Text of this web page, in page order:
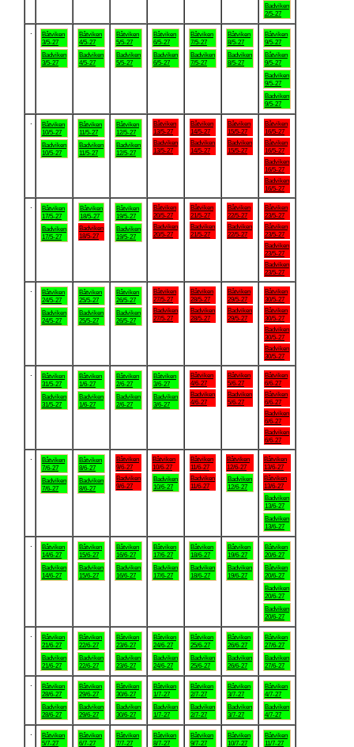
Badviken
2/5-27
Båtviken
3/5-27
Badviken
3/5-27
Båtviken
4/5-27
Badviken
4/5-27
Båtviken
5/5-27
Badviken
5/5-27
Båtviken
6/5-27
Badviken
6/5-27
Båtviken
7/5-27
Badviken
7/5-27
Båtviken
8/5-27
Badviken
8/5-27
Båtviken
9/5-27
Båtviken
9/5-27
Badviken
9/5-27
Badviken
9/5-27
Båtviken
10/5-27
Badviken
10/5-27
Båtviken
11/5-27
Badviken
11/5-27
Båtviken
12/5-27
Badviken
12/5-27
Båtviken
13/5-27
Badviken
13/5-27
Båtviken
14/5-27
Badviken
14/5-27
Båtviken
15/5-27
Badviken
15/5-27
Båtviken
16/5-27
Båtviken
16/5-27
Badviken
16/5-27
Badviken
16/5-27
Båtviken
17/5-27
Badviken
17/5-27
Båtviken
18/5-27
Badviken
18/5-27
Båtviken
19/5-27
Badviken
19/5-27
Båtviken
20/5-27
Badviken
20/5-27
Båtviken
21/5-27
Badviken
21/5-27
Båtviken
22/5-27
Badviken
22/5-27
Båtviken
23/5-27
Båtviken
23/5-27
Badviken
23/5-27
Badviken
23/5-27
Båtviken
24/5-27
Badviken
24/5-27
Båtviken
25/5-27
Badviken
25/5-27
Båtviken
26/5-27
Badviken
26/5-27
Båtviken
27/5-27
Badviken
27/5-27
Båtviken
28/5-27
Badviken
28/5-27
Båtviken
29/5-27
Badviken
29/5-27
Båtviken
30/5-27
Båtviken
30/5-27
Badviken
30/5-27
Badviken
30/5-27
Båtviken
31/5-27
Badviken
31/5-27
Båtviken
1/6-27
Badviken
1/6-27
Båtviken
2/6-27
Badviken
2/6-27
Båtviken
3/6-27
Badviken
3/6-27
Båtviken
4/6-27
Badviken
4/6-27
Båtviken
5/6-27
Badviken
5/6-27
Båtviken
6/6-27
Båtviken
6/6-27
Badviken
6/6-27
Badviken
6/6-27
Båtviken
7/6-27
Badviken
7/6-27
Båtviken
8/6-27
Badviken
8/6-27
Båtviken
9/6-27
Badviken
9/6-27
Båtviken
10/6-27
Badviken
10/6-27
Båtviken
11/6-27
Badviken
11/6-27
Båtviken
12/6-27
Badviken
12/6-27
Båtviken
13/6-27
Båtviken
13/6-27
Badviken
13/6-27
Badviken
13/6-27
Båtviken
14/6-27
Badviken
14/6-27
Båtviken
15/6-27
Badviken
15/6-27
Båtviken
16/6-27
Badviken
16/6-27
Båtviken
17/6-27
Badviken
17/6-27
Båtviken
18/6-27
Badviken
18/6-27
Båtviken
19/6-27
Badviken
19/6-27
Båtviken
20/6-27
Båtviken
20/6-27
Badviken
20/6-27
Badviken
20/6-27
Båtviken
21/6-27
Badviken
21/6-27
Båtviken
22/6-27
Badviken
22/6-27
Båtviken
23/6-27
Badviken
23/6-27
Båtviken
24/6-27
Badviken
24/6-27
Båtviken
25/6-27
Badviken
25/6-27
Båtviken
26/6-27
Badviken
26/6-27
Båtviken
27/6-27
Badviken
27/6-27
Båtviken
28/6-27
Badviken
28/6-27
Båtviken
29/6-27
Badviken
29/6-27
Båtviken
30/6-27
Badviken
30/6-27
Båtviken
1/7-27
Badviken
1/7-27
Båtviken
2/7-27
Badviken
2/7-27
Båtviken
3/7-27
Badviken
3/7-27
Båtviken
4/7-27
Badviken
4/7-27
Båtviken
5/7-27
Båtviken
6/7-27
Båtviken
7/7-27
Båtviken
8/7-27
Båtviken
9/7-27
Båtviken
10/7-27
Båtviken
11/7-27